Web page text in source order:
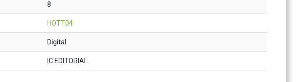
8
HOTT04
Digital
IC EDITORIAL